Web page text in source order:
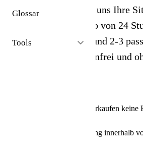
Glossar
Tools
passt? Schreiben Sie uns Ihre
melden uns innerhalb von 24
ersten Orientierung und 2-3
in Ihrer Nähe - kostenfrei und
- wir verkaufen keine
- Rückmeldung innerhalb